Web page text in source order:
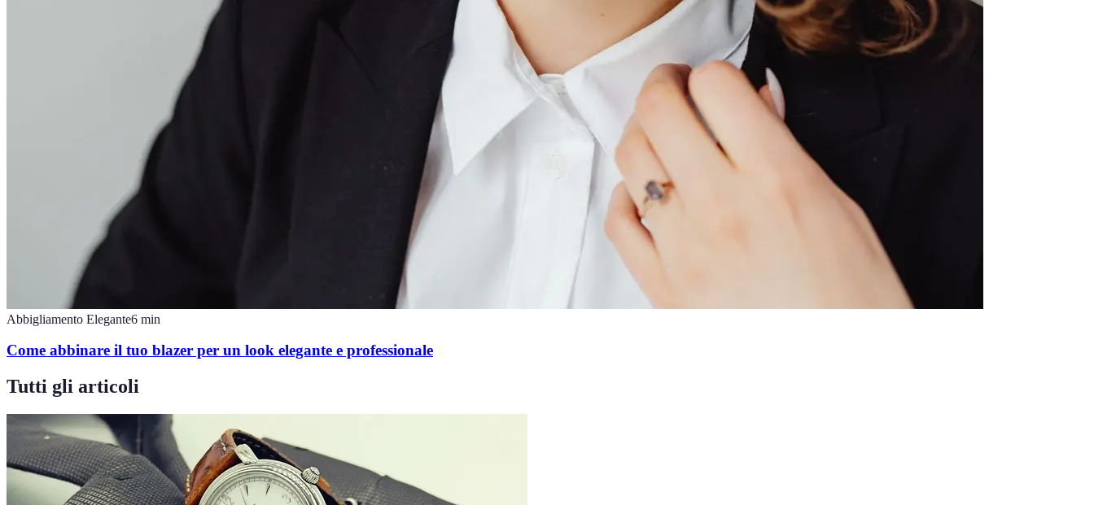
Abbigliamento Elegante6 min
Come abbinare il tuo blazer per un look elegante e professionale
Tutti gli articoli